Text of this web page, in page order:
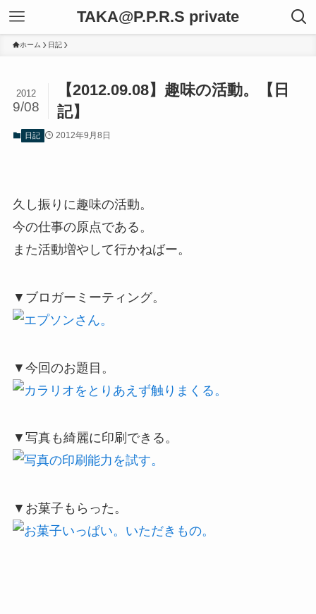
TAKA@P.P.R.S private
ホーム 日記
【2012.09.08】趣味の活動。【日
記】
2012
9/08
日記 2012年9月8日
久し振りに趣味の活動。
今の仕事の原点である。
また活動増やして行かねばー。
▼ブロガーミーティング。
▼今回のお題目。
▼写真も綺麗に印刷できる。
▼お菓子もらった。